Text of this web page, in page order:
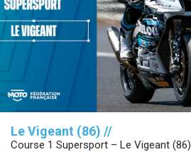
Le Vigeant (86) //
Course 1 Supersport – Le Vigeant